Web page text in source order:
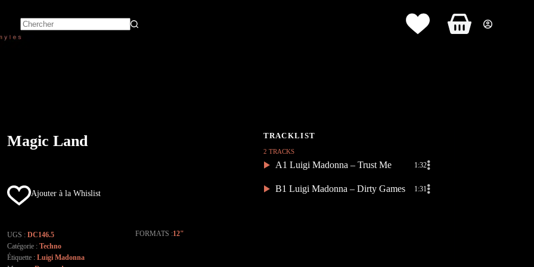
Panier
Magic Land
Ajouter à la Whislist
UGS : DC146.5
Catégorie : Techno
Étiquette : Luigi Madonna
FORMATS 12"
2 TRACKS
A1 Luigi Madonna – Trust Me 1:32
B1 Luigi Madonna – Dirty Games 1:31